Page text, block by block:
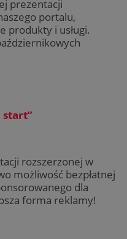
prezentacji
portalu,
produkty i usługi.
start”
rozszerzonej w
możliwość bezpłatnej
dla
forma reklamy!